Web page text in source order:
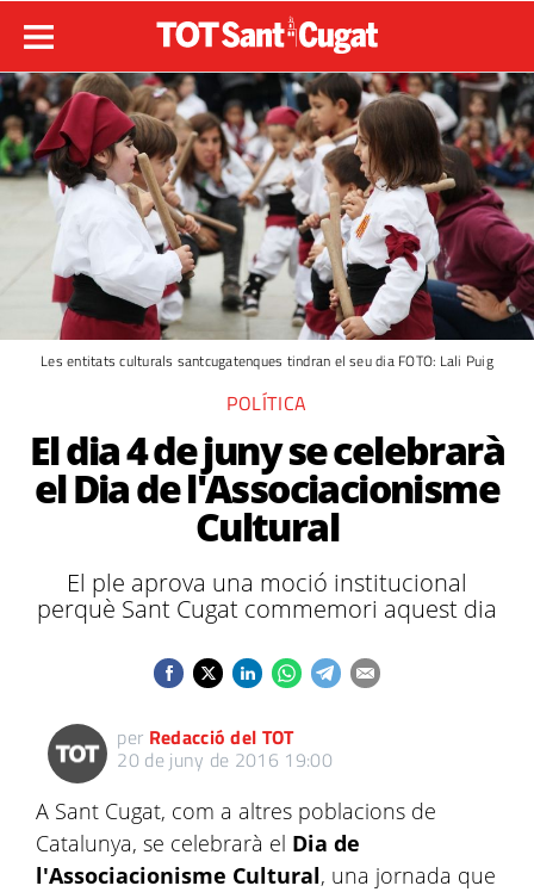
Les entitats culturals santcugatenques tindran el seu dia FOTO: Lali Puig
POLÍTICA
El dia 4 de juny se celebrarà
el Dia de l'Associacionisme
Cultural
El ple aprova una moció institucional
perquè Sant Cugat commemori aquest dia
per Redacció del TOT
20 de juny de 2016 19:00
A Sant Cugat, com a altres poblacions de
Catalunya, se celebrarà el Dia de
l'Associacionisme Cultural, una jornada que